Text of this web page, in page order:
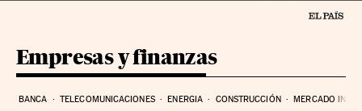
Empresas y finanzas
BANCA TELECOMUNICACIONES ENERGIA CONSTRUCCIÓN MERCADO